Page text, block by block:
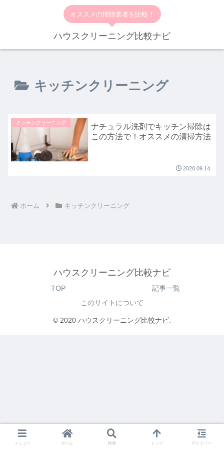
オススメの掃除業者を比較！
ハウスクリーニング比較ナビ
キッチンクリーニング
キッチンクリーニング
ナチュラル洗剤でキッチン掃除は
この方法で！オススメの清掃方法
2020.09.14
ホーム キッチンクリーニング
ハウスクリーニング比較ナビ
TOP
記事一覧
このサイトについて
© 2020 ハウスクリーニング比較ナビ.
メニュー ホーム 検索 トップ サイドバー